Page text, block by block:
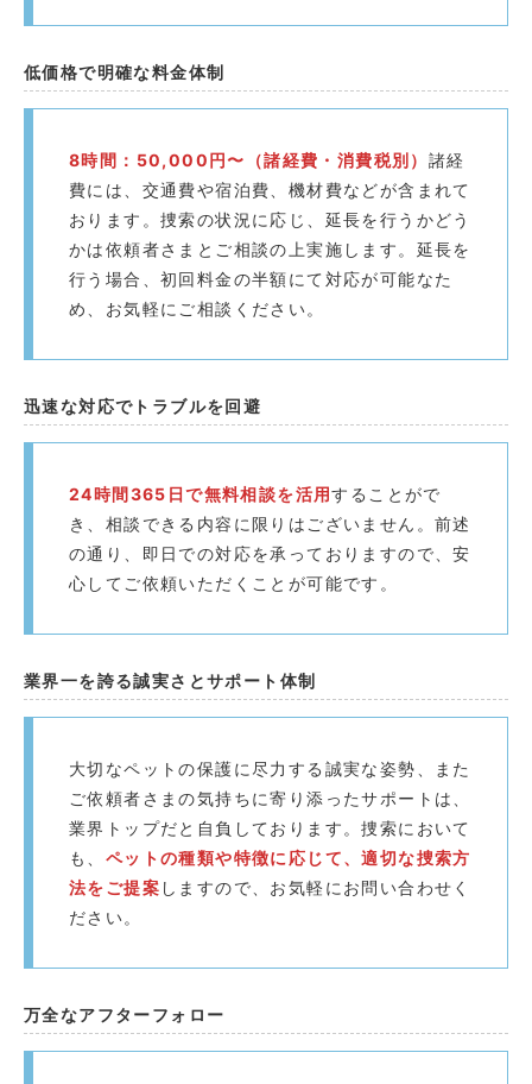
低価格で明確な料金体制
8時間：50,000円〜（諸経費・消費税別） 諸経
費には、交通費や宿泊費、機材費などが含まれて
おります。捜索の状況に応じ、延長を行うかどう
かは依頼者さまとご相談の上実施します。延長を
行う場合、初回料金の半額にて対応が可能なた
め、お気軽にご相談ください。
迅速な対応でトラブルを回避️
24時間365日で無料相談を活用することがで
き、相談できる内容に限りはございません。前述
の通り、即日での対応を承っておりますので、安
心してご依頼いただくことが可能です。
業界一を誇る誠実さとサポート体制
大切なペットの保護に尽力する誠実な姿勢、また
ご依頼者さまの気持ちに寄り添ったサポートは、
業界トップだと自負しております。捜索において
も、 ペットの種類や特徴に応じて、適切な捜索方
法をご提案 しますので、お気軽にお問い合わせく
ださい。
万全なアフターフォロー